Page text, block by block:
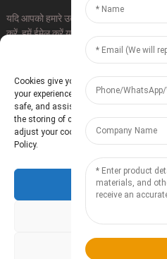
यदि आपको हमारे उत्पादों के बारे में कोई प्रश्न हैं,
करें, हमें ईमेल करें या सीधे कॉल करें।
बाओडिंग तेआनझोउ इलेक्ट्रॉनिक टेक्नोलॉजी
Manage
Cookies give you a personalized
your experience using our website,
safe, and assist in our marketing
the storing of cookies on your device
adjust your cookie preferences. For
Policy.